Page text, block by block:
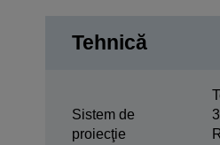
Tehnică
Sistem de
proiecţie